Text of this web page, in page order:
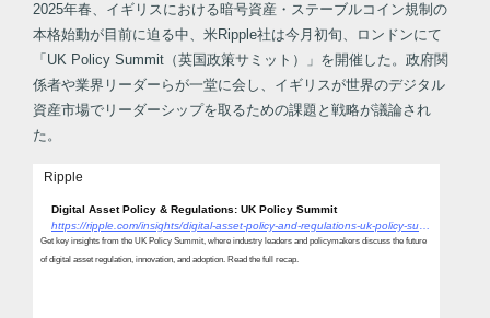
2025年春、イギリスにおける暗号資産・ステーブルコイン規制の
本格始動が目前に迫る中、米Ripple社は今月初旬、ロンドンにて
「UK Policy Summit（英国政策サミット）」を開催した。政府関
係者や業界リーダーらが一堂に会し、イギリスが世界のデジタル
資産市場でリーダーシップを取るための課題と戦略が議論され
た。
Ripple
Digital Asset Policy & Regulations: UK Policy Summit
Get key insights from the UK Policy Summit, where industry leaders and policymakers discuss the future
of digital asset regulation, innovation, and adoption. Read the full recap.